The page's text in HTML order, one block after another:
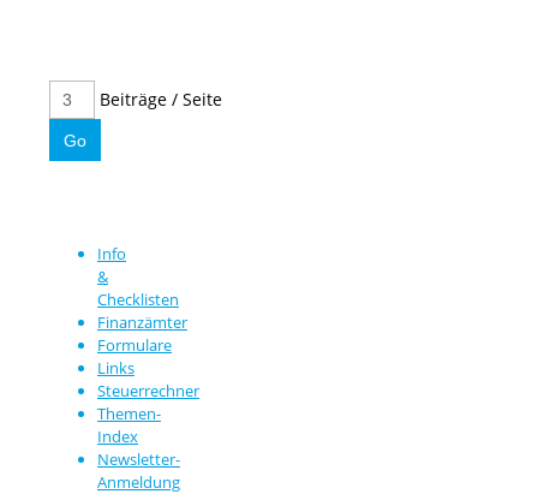
Beiträge / Seite
Info
&
Checklisten
Finanzämter
Formulare
Links
Steuerrechner
Themen-
Index
Newsletter-
Anmeldung